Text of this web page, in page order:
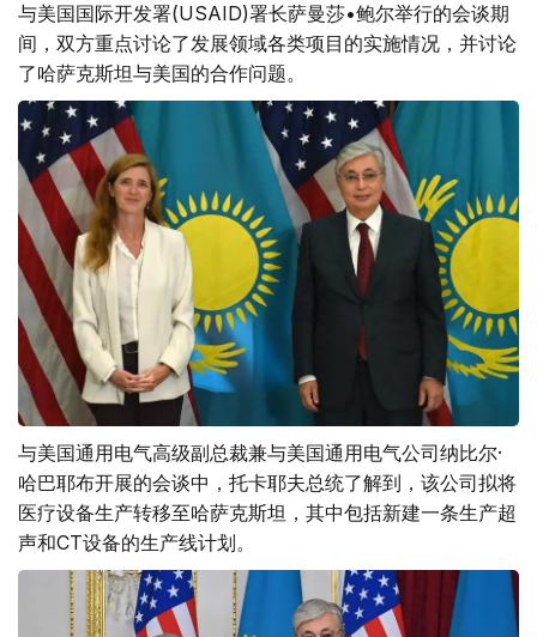
与美国国际开发署(USAID)署长萨曼莎•鲍尔举行的会谈期
间，双方重点讨论了发展领域各类项目的实施情况，并讨论
了哈萨克斯坦与美国的合作问题。
与美国通用电气高级副总裁兼与美国通用电气公司纳比尔·
哈巴耶布开展的会谈中，托卡耶夫总统了解到，该公司拟将
医疗设备生产转移至哈萨克斯坦，其中包括新建一条生产超
声和CT设备的生产线计划。